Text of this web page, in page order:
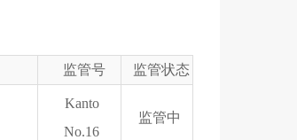
监管号 监管状态
Kanto
No.16
监管中